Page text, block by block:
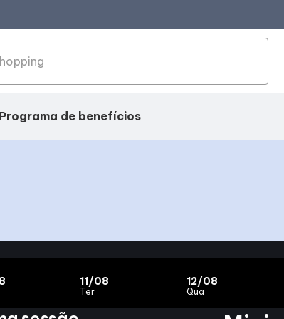
Programa de benefícios
11/08
Ter
12/08
Qua